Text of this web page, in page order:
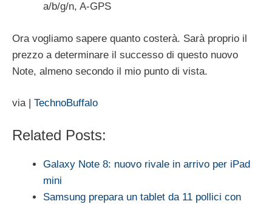
a/b/g/n, A-GPS
Ora vogliamo sapere quanto costerà. Sarà proprio il
prezzo a determinare il successo di questo nuovo
Note, almeno secondo il mio punto di vista.
via | TechnoBuffalo
Related Posts:
Galaxy Note 8: nuovo rivale in arrivo per iPad
mini
Samsung prepara un tablet da 11 pollici con